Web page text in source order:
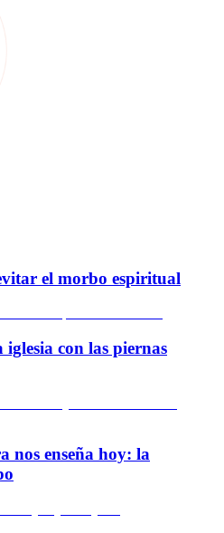
el morbo espiritual
iglesia con las piernas
nos enseña hoy: la